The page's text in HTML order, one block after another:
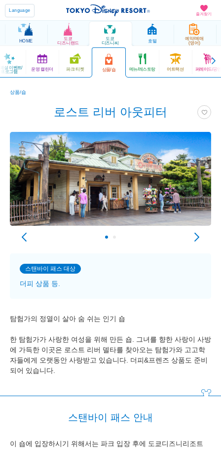
즐겨찾기
Language
HOME
도쿄
디즈니랜드
도쿄
디즈니씨
호텔
예약/예매
(영어)
셜 이벤트/
프로그램 운영 캘린더 파크 티켓 상품/숍 메뉴/레스토랑 어트랙션 퍼레이드/공연
상품/숍
로스트 리버 아웃피터
스탠바이 패스 대상
더피 상품 등.
탐험가의 정열이 살아 숨 쉬는 인기 숍
한 탐험가가 사랑한 여성을 위해 만든 숍. 그녀를 향한 사랑이 사방
에 가득한 이곳은 로스트 리버 델타를 찾아오는 탐험가와 고고학
자들에게 오랫동안 사랑받고 있습니다. 더피&프렌즈 상품도 준비
되어 있습니다.
스탠바이 패스 안내
이 숍에 입장하시기 위해서는 파크 입장 후에 도쿄디즈니리조트